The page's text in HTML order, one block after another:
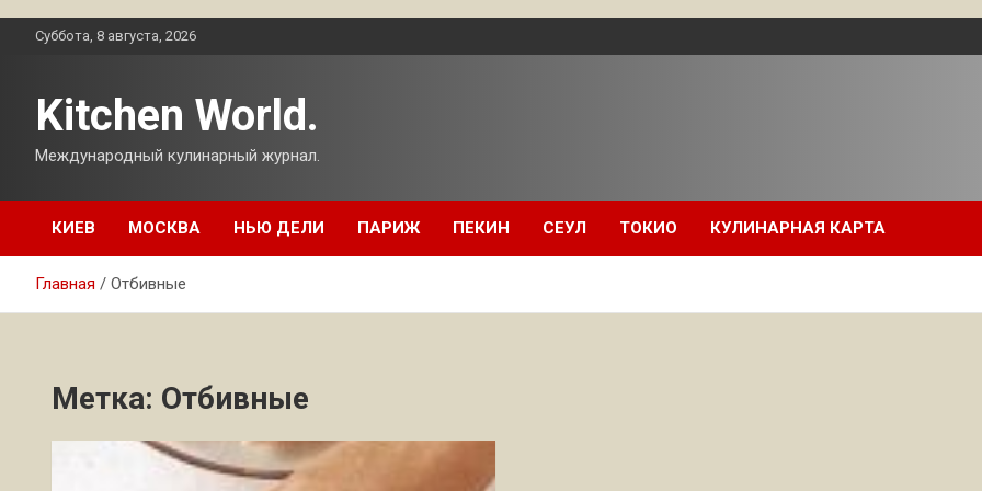
ПерейтиСуббота, 8 августа, 2026
Kitchen World.
Международный кулинарный журнал.
КИЕВ МОСКВА НЬЮ ДЕЛИ ПАРИЖ ПЕКИН СЕУЛ ТОКИО КУЛИНАРНАЯ КАРТА
Главная Отбивные
Метка: Отбивные